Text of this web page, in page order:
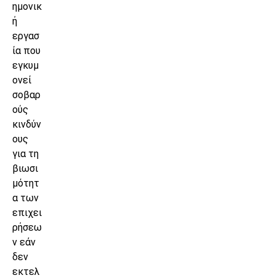
ημονικ
ή
εργασ
ία που
εγκυμ
ονεί
σοβαρ
ούς
κινδύν
ους
για τη
βιωσι
μότητ
α των
επιχει
ρήσεω
ν εάν
δεν
εκτελ